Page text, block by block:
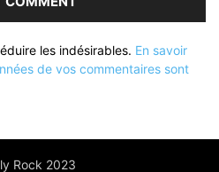
les indésirables. En savoir
de vos commentaires sont
Rock 2023